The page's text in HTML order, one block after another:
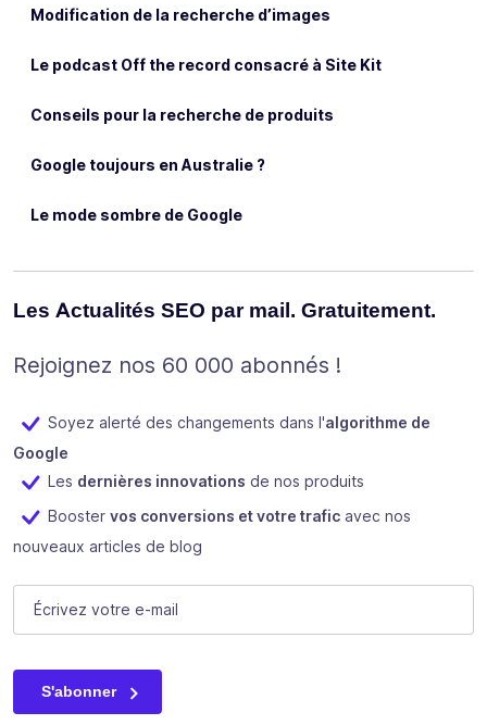
Modification de la recherche d’images
Le podcast Off the record consacré à Site Kit
Conseils pour la recherche de produits
Google toujours en Australie ?
Le mode sombre de Google
Les Actualités SEO par mail. Gratuitement.
Rejoignez nos 60 000 abonnés !
Soyez alerté des changements dans l'algorithme de
Google
Les dernières innovations de nos produits
Booster vos conversions et votre trafic avec nos
nouveaux articles de blog
Facebook
Ce champ n’est utilisé qu’à des fins de validation et
E-mail (Nécessaire)
S'abonner